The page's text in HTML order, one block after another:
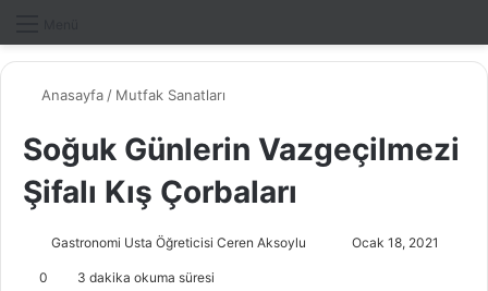
Anasayfa / Mutfak Sanatları
Soğuk Günlerin Vazgeçilmezi
Şifalı Kış Çorbaları
Gastronomi Usta Öğreticisi Ceren Aksoylu Ocak 18, 2021
0 3 dakika okuma süresi